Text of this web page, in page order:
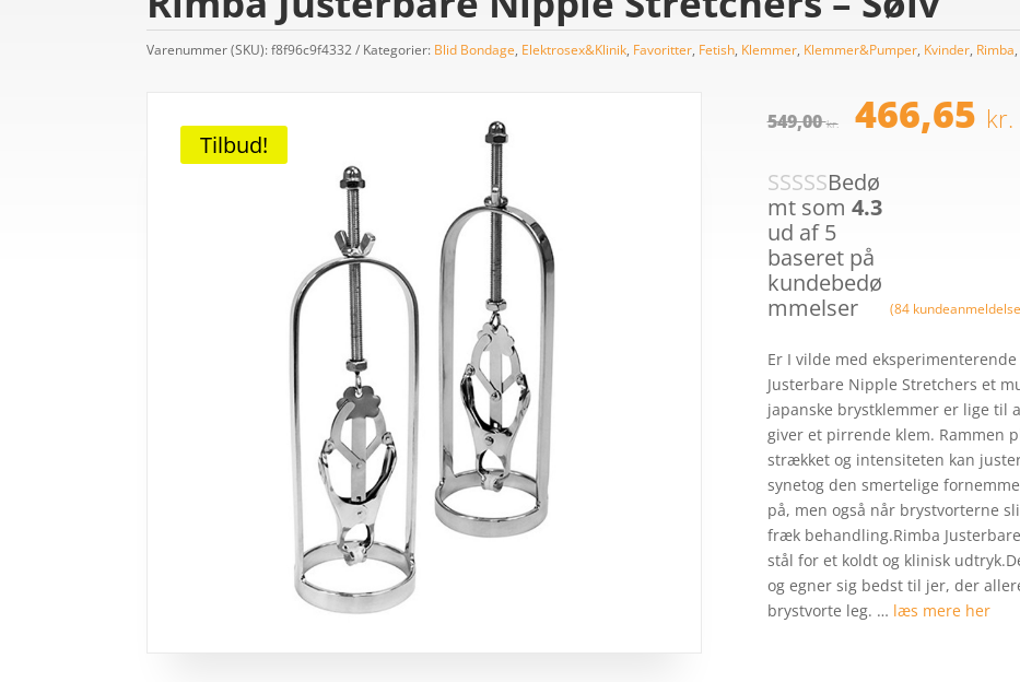
Varenummer (SKU):f8f96c9f4332 Kategorier: Blid Bondage, Elektrosex&Klinik, Favoritter, Fetish, Klemmer, Klemmer&Pumper, Kvinder, Rimba
Tilbud!
549,00kr. Den
pris
var:
466,65 kr.
Bedø
mt som 4.3
ud af 5
baseret på
kundebedø
mmelser
(84
Er I vilde med eksperimenterende
Justerbare Nipple Stretchers et
japanske brystklemmer er lige til
giver et pirrende klem. Rammen
strækket og intensiteten kan
synetog den smertelige
på, men også når brystvorterne
fræk behandling.Rimba
stål for et koldt og klinisk
og egner sig bedst til jer, der
brystvorte leg. … læs mere her